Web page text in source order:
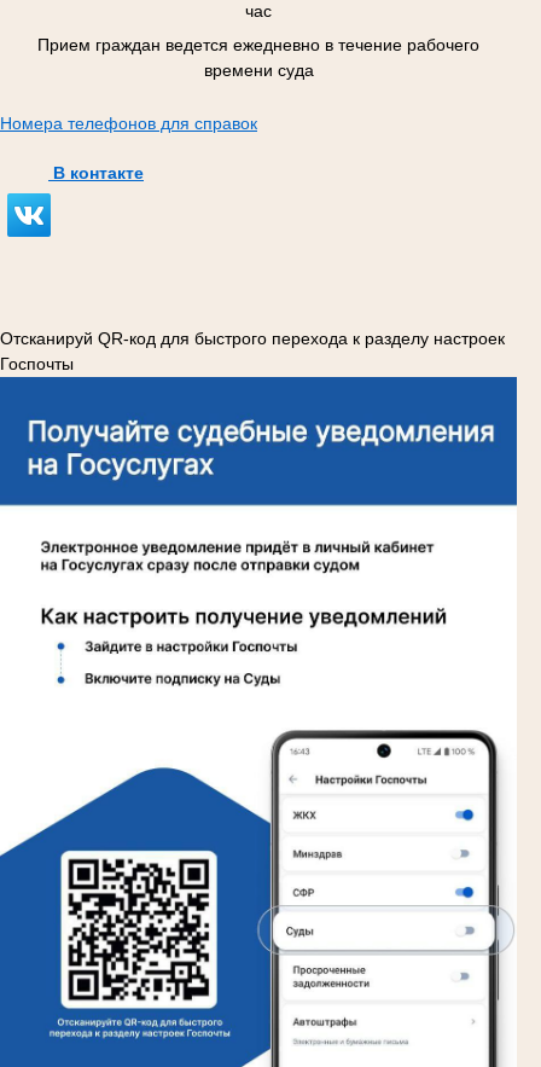
час
Прием граждан ведется ежедневно в течение рабочего
времени суда
Номера телефонов для справок
В контакте
Отсканируй QR-код для быстрого перехода к разделу настроек
Госпочты